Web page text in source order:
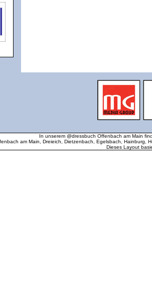
In unserem @dressbuch Offenbach am Main
am Main, Dreieich, Dietzenbach, Egelsbach, Hainburg,
Dieses Layout